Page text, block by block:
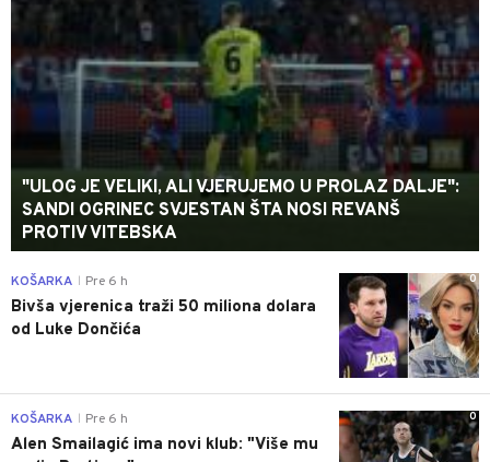
"ULOG JE VELIKI, ALI VJERUJEMO U PROLAZ DALJE":
SANDI OGRINEC SVJESTAN ŠTA NOSI REVANŠ
PROTIV VITEBSKA
0
KOŠARKA Pre 6 h
Bivša vjerenica traži 50 miliona dolara
od Luke Dončića
0
KOŠARKA Pre 6 h
Alen Smailagić ima novi klub: "Više mu